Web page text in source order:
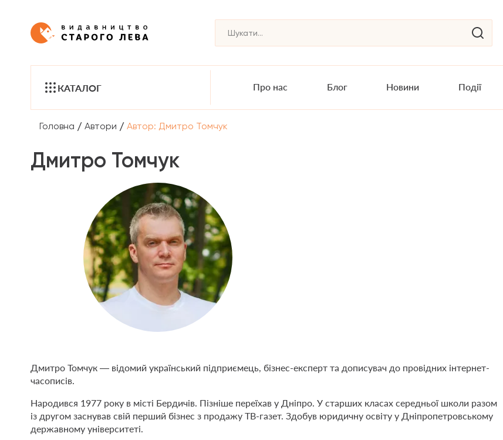
КАТАЛОГ Про нас Блог Новини Події
Головна / Автори / Автор: Дмитро Томчук
Дмитро Томчук
Дмитро Томчук — відомий український підприємець, бізнес-експерт та дописувач до провідних інтернет-
часописів.
Народився 1977 року в місті Бердичів. Пізніше переїхав у Дніпро. У старших класах середньої школи разом
із другом заснував свій перший бізнес з продажу ТВ-газет. Здобув юридичну освіту у Дніпропетровському
державному університеті.